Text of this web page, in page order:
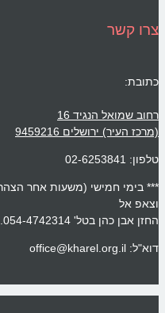
צרו קשר
כתובת:
רחוב שמואל הנגיד 16
(מרכז העיר) ירושלים 9459216
טלפון: 02-6253841
*** בימי חמישי (משעות אחר
וצאפ אל
החזן אבן כהן בטל' 054-4742314.
דוא"ל: office@kharel.org.il